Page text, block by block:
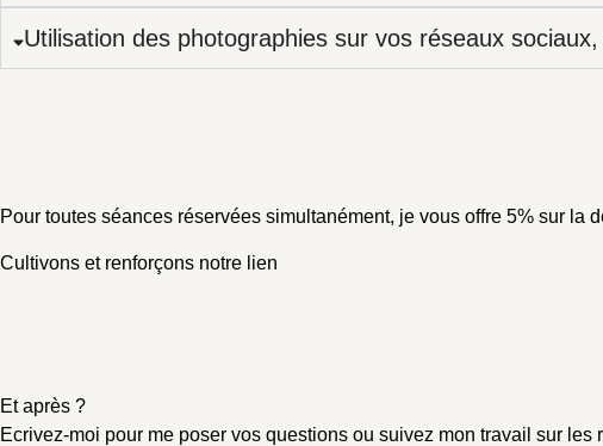
Utilisation des photographies sur vos réseaux
Pour toutes séances réservées simultanément, je vous offre 5% sur la
Cultivons et renforçons notre lien
Et après ?
Ecrivez-moi pour me poser vos questions ou suivez mon travail sur les